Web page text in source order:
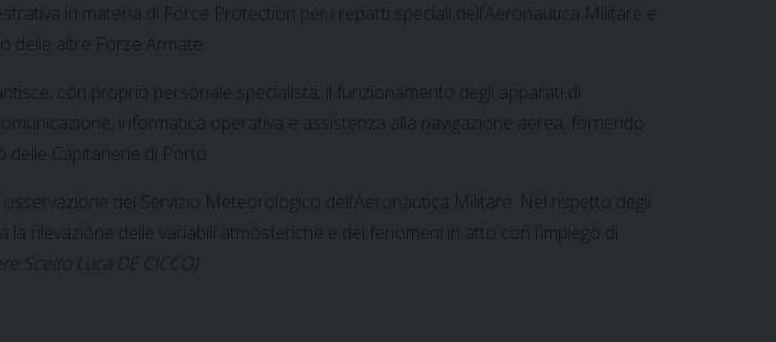
in materia di Force Protection per i reparti speciali dell’Aeronautica Militare e
delle altre Forze Armate.
con proprio personale specialista, il funzionamento degli apparati di
informatica operativa e assistenza alla navigazione aerea, fornendo
Capitanerie di Porto.
del Servizio Meteorologico dell’Aeronautica Militare. Nel rispetto degli
rilevazione delle variabili atmosferiche e dei fenomeni in atto con l’impiego di
Scelto Luca DE CICCO)